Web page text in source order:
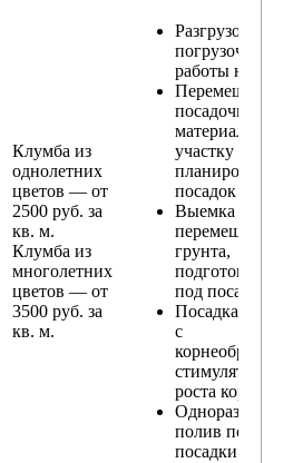
Клумба из
однолетних
цветов — от
2500 руб. за
кв. м.
Клумба из
многолетних
цветов — от
3500 руб. за
кв. м.
Разгрузо-
погрузочные
работы на
Перемещение
посадочного
материала по
участку и
планирование
посадок
Выемка и
перемещение
грунта,
подготовка
под посадку
Посадка
с
стимулятором
роста корней
Одноразовый
полив после
посадки